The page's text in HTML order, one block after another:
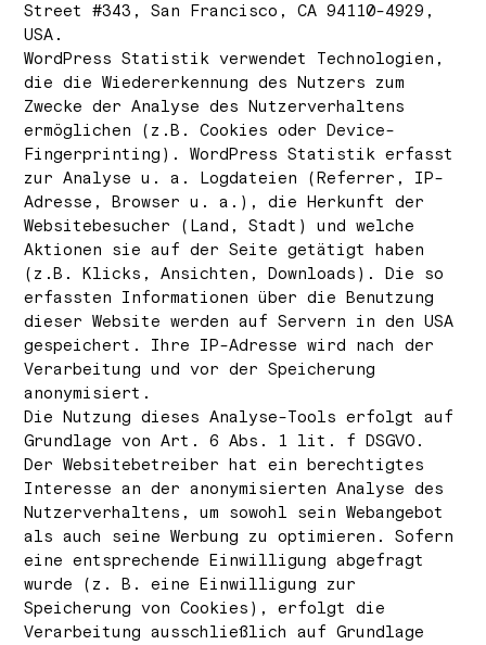
Street #343, San Francisco, CA 94110-4929,
USA.
WordPress Statistik verwendet Technologien,
die die Wiedererkennung des Nutzers zum
Zwecke der Analyse des Nutzerverhaltens
ermöglichen (z.B. Cookies oder Device-
Fingerprinting). WordPress Statistik erfasst
zur Analyse u. a. Logdateien (Referrer, IP-
Adresse, Browser u. a.), die Herkunft der
Websitebesucher (Land, Stadt) und welche
Aktionen sie auf der Seite getätigt haben
(z.B. Klicks, Ansichten, Downloads). Die so
erfassten Informationen über die Benutzung
dieser Website werden auf Servern in den USA
gespeichert. Ihre IP-Adresse wird nach der
Verarbeitung und vor der Speicherung
anonymisiert.
Die Nutzung dieses Analyse-Tools erfolgt auf
Grundlage von Art. 6 Abs. 1 lit. f DSGVO.
Der Websitebetreiber hat ein berechtigtes
Interesse an der anonymisierten Analyse des
Nutzerverhaltens, um sowohl sein Webangebot
als auch seine Werbung zu optimieren. Sofern
eine entsprechende Einwilligung abgefragt
wurde (z. B. eine Einwilligung zur
Speicherung von Cookies), erfolgt die
Verarbeitung ausschließlich auf Grundlage